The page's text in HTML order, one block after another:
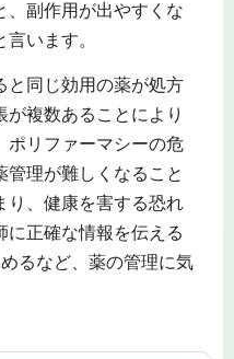
、副作用が出やすくな
います。
同じ効用の薬が処方
が複数あることにより
ポリファーマシーの危
管理が難しくなること
り、健康を害する恐れ
に正確な情報を伝える
るなど、薬の管理に気